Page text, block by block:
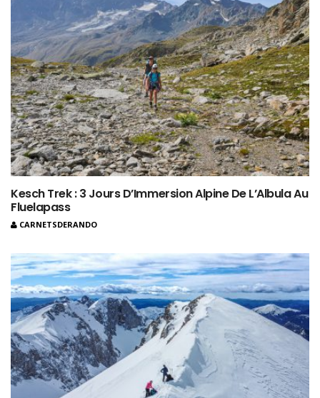
Kesch Trek : 3 Jours D’Immersion Alpine De L’Albula Au
Fluelapass
CARNETSDERANDO